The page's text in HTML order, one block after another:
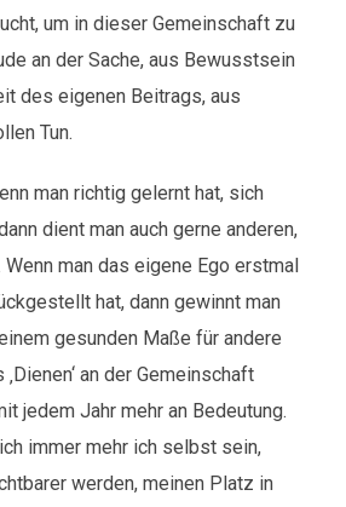
um in dieser Gemeinschaft zu
an der Sache, aus Bewusstsein
des eigenen Beitrags, aus
Tun.
man richtig gelernt hat, sich
dient man auch gerne anderen,
man das eigene Ego erstmal
hat, dann gewinnt man
gesunden Maße für andere
an der Gemeinschaft
jedem Jahr mehr an Bedeutung.
immer mehr ich selbst sein,
werden, meinen Platz in